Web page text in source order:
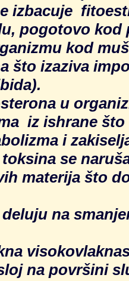
izbacuje
pogotovo kod
kod
što izaziva
u
iz ishrane
i
se
materija što
na
na površini